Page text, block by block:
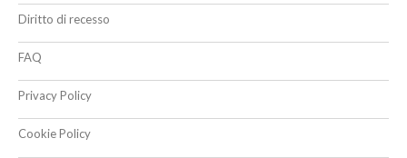
Diritto di recesso
FAQ
Privacy Policy
Cookie Policy